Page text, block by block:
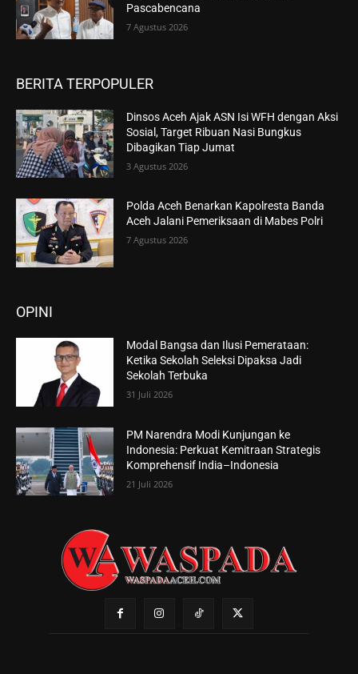
Pascabencana
7 Agustus 2026
BERITA TERPOPULER
Dinsos Aceh Ajak ASN Isi WFH dengan Aksi
Sosial, Target Ribuan Nasi Bungkus
Dibagikan Tiap Jumat
3 Agustus 2026
Polda Aceh Benarkan Kapolresta Banda
Aceh Jalani Pemeriksaan di Mabes Polri
7 Agustus 2026
OPINI
Modal Bangsa dan Ilusi Pemerataan:
Ketika Sekolah Seleksi Dipaksa Jadi
Sekolah Terbuka
31 Juli 2026
PM Narendra Modi Kunjungan ke
Indonesia: Perkuat Kemitraan Strategis
Komprehensif India–Indonesia
21 Juli 2026